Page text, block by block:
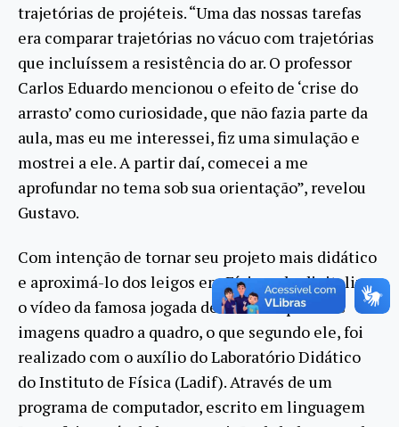
trajetórias de projéteis. “Uma das nossas tarefas
era comparar trajetórias no vácuo com trajetórias
que incluíssem a resistência do ar. O professor
Carlos Eduardo mencionou o efeito de ‘crise do
arrasto’ como curiosidade, que não fazia parte da
aula, mas eu me interessei, fiz uma simulação e
mostrei a ele. A partir daí, comecei a me
aprofundar no tema sob sua orientação”, revelou
Gustavo.
Com intenção de tornar seu projeto mais didático
e aproximá-lo dos leigos em Física, ele digitalizou
o vídeo da famosa jogada de Pelé e separou as
imagens quadro a quadro, o que segundo ele, foi
realizado com o auxílio do Laboratório Didático
do Instituto de Física (Ladif). Através de um
programa de computador, escrito em linguagem